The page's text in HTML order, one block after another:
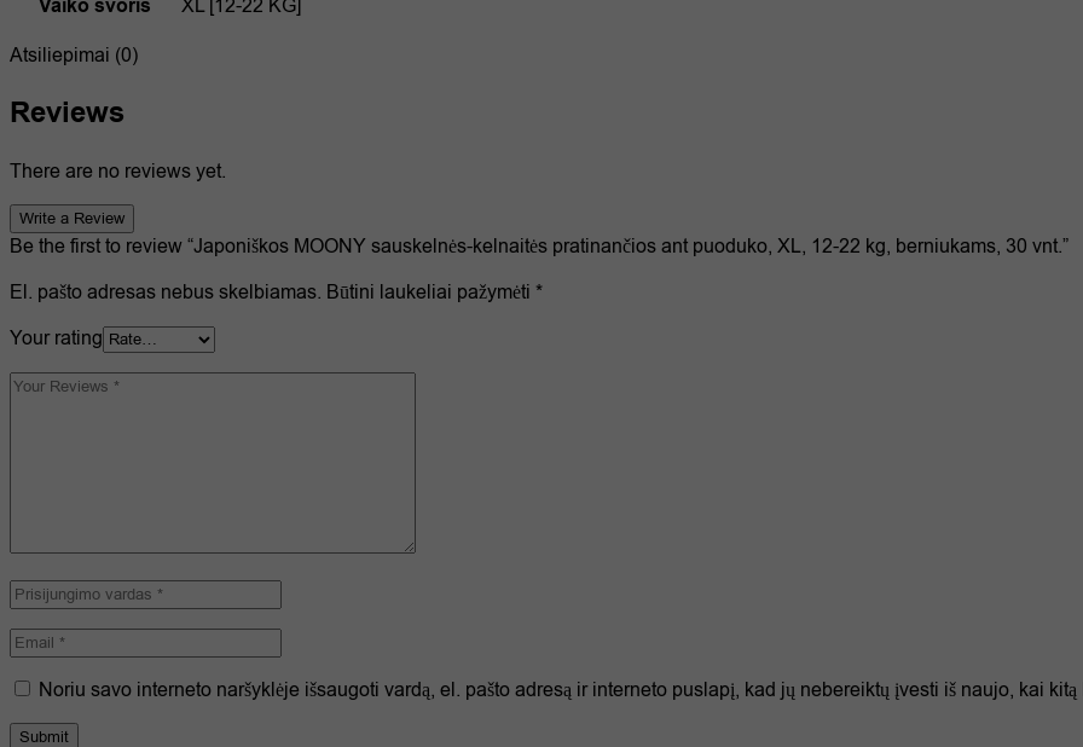
Vaiko svoris
XL [12-22 KG]
Atsiliepimai (0)
Reviews
There are no reviews yet.
Write a Review
Be the first to review “Japoniškos MOONY sauskelnės-kelnaitės pratinančios ant puoduko, XL, 12-22 kg, berniukams, 30 vnt.”
El. pašto adresas nebus skelbiamas. Būtini laukeliai pažymėti *
Your rating
Noriu savo interneto naršyklėje išsaugoti vardą, el. pašto adresą ir interneto puslapį, kad jų nebereiktų įvesti iš naujo, kai kitą